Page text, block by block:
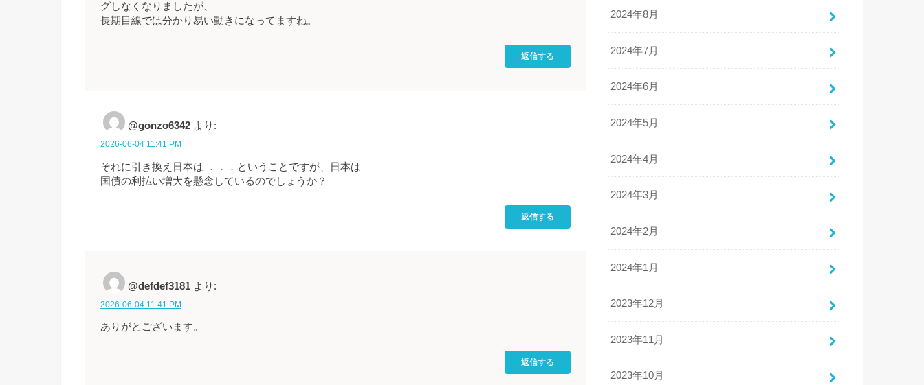
グしなくなりましたが、
長期目線では分かり易い動きになってますね。
返信する
@gonzo6342 より:
2026-06-04 11:41 PM
それに引き換え日本は ．．．ということですが、日本は
国債の利払い増大を懸念しているのでしょうか？
返信する
@defdef3181 より:
2026-06-04 11:41 PM
ありがとございます。
返信する
2024年8月
2024年7月
2024年6月
2024年5月
2024年4月
2024年3月
2024年2月
2024年1月
2023年12月
2023年11月
2023年10月